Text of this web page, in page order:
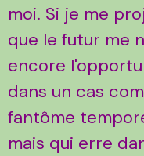
moi. Si je me
que le futur me
encore
dans un cas
fantôme
mais qui erre